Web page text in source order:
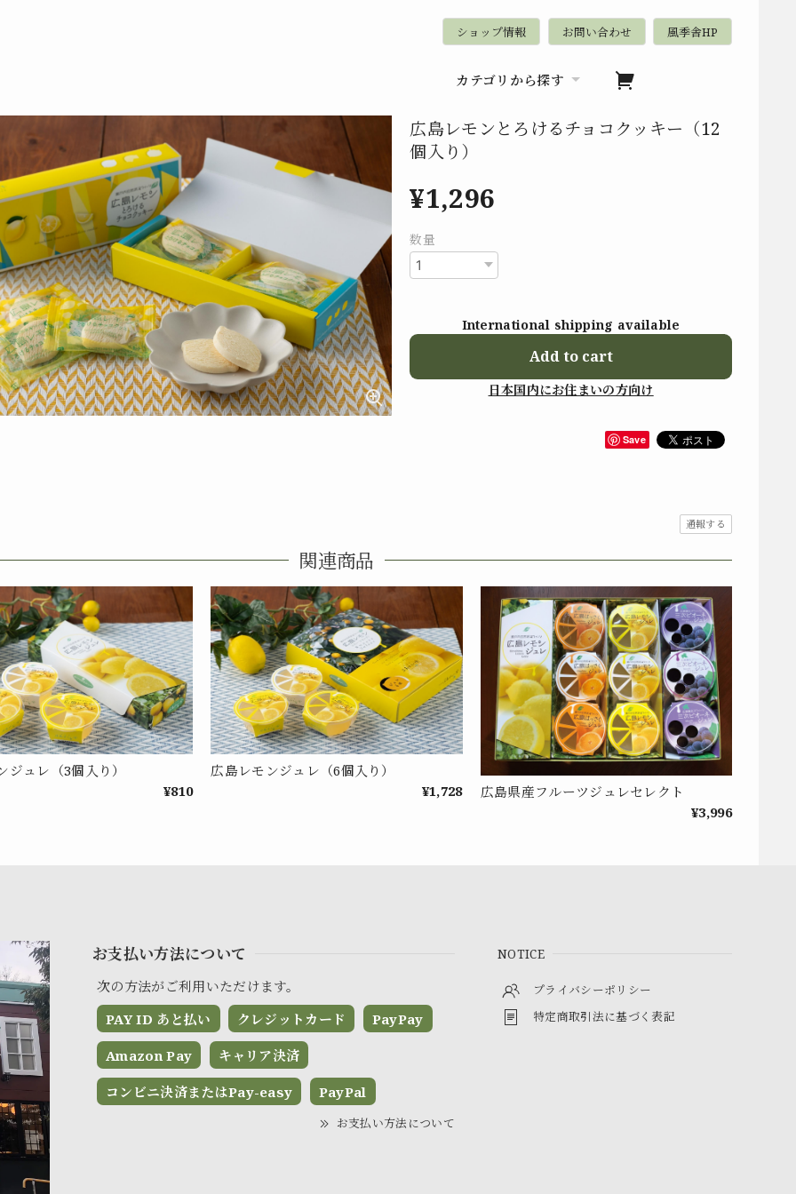
ショップ情報 お問い合わせ 風季舎HP
カテゴリから探す
広島レモンとろけるチョコクッキー（12
個入り）
¥1,296
数量
International shipping available
Add to cart
日本国内にお住まいの方向け
Save
通報する
関連商品
ジュレ（3個入り）
¥810
広島レモンジュレ（6個入り）
¥1,728
広島県産フルーツジュレセレクト
¥3,996
お支払い方法について
次の方法がご利用いただけます。
PAY ID あと払い
クレジットカード PayPay
Amazon Pay キャリア決済
コンビニ決済またはPay-easy PayPal
お支払い方法について
NOTICE
プライバシーポリシー
特定商取引法に基づく表記